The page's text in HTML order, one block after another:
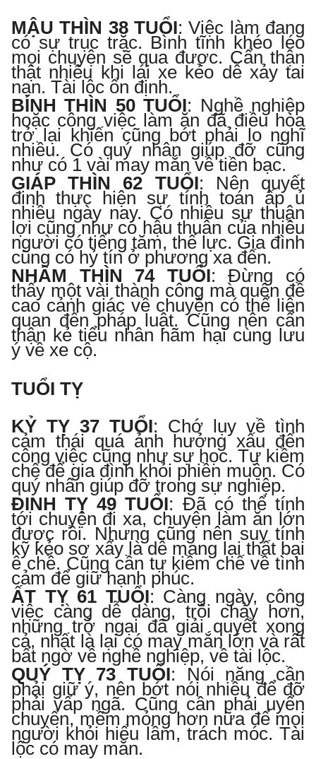
MẬU THÌN 38 TUỔI:Việc làm đang
có sự trục trặc. Bình tĩnh khéo léo
mọi chuyện sẽ qua được. Cẩn thận
thật nhiều khi lái xe kẻo dễ xảy tai
nạn. Tài lộc ổn định.
BÍNH THÌN 50 TUỔI: Nghề nghiệp
hoặc công việc làm ăn đã điều hòa
trở lại khiến cũng bớt phải lo nghĩ
nhiều. Có quý nhân giúp đỡ cũng
như có 1 vài may mắn về tiền bạc.
GIÁP THÌN 62 TUỔI: Nên quyết
định thực hiện sự tính toán ấp ủ
nhiều ngày nay. Có nhiều sự thuận
lợi cũng như có hậu thuẫn của nhiều
người có tiếng tăm, thế lực. Gia đình
cũng có hỷ tín ở phương xa đến.
NHÂM THÌN 74 TUỔI:Đừng có
thấy một vài thành công mà quên đề
cao cảnh giác về chuyện có thể liên
quan đến pháp luật. Cũng nên cẩn
thận kẻ tiểu nhân hãm hại cùng lưu
ý về xe cộ.
TUỔI TỴ
KỶ TỴ 37 TUỔI: Chớ lụy về tình
cảm thái quá ảnh hưởng xấu đến
công việc cũng như sự học. Tự kiềm
chế để gia đình khỏi phiền muộn. Có
quý nhân giúp đỡ trong sự nghiệp.
ĐINH TỴ 49 TUỔI: Đã có thể tính
tới chuyện đi xa, chuyện làm ăn lớn
được rồi. Nhưng cũng nên suy tính
kỹ kẻo sơ xẩy là dễ mang lại thất bại
ê chề. Cũng cần tự kiềm chế về tình
cảm để giữ hạnh phúc.
ẤT TỴ 61 TUỔI: Càng ngày, công
việc càng dễ dàng, trôi chảy hơn,
những trở ngại đã giải quyết xong
cả, nhất là lại có may mắn lớn và rất
bất ngờ về nghề nghiệp, về tài lộc.
QUÝ TỴ 73 TUỔI: Nói năng cần
phải giữ ý, nên bớt nói nhiều để đỡ
phải vấp ngã. Cũng cần phải uyển
chuyển, mềm mỏng hơn nữa để mọi
người khỏi hiểu lầm, trách móc. Tài
lộc có may mắn.